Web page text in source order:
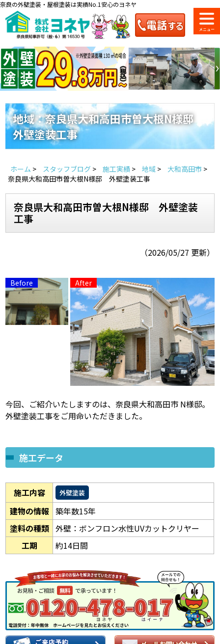
奈良の外壁塗装・屋根塗装は実績No.1安心のヨネヤ
料金一覧 会社案内 ショールーム
のご紹介
来店予約 お電話
地域の事例がいっぱい
ヨネヤの施工実績
Home
雨漏りについて 雨漏りの施工実績
ヨネヤがお客様から選ばれる10の
理由
リフォームローン
アパート・マンション修繕
見積もりシミュレーション
地域：奈良県大和高田市曽大根N様邸
外壁塗装工事
ホーム > スタッフブログ > 施工実績 > 地域 > 大和高田市 >
奈良県大和高田市曽大根N様邸 外壁塗装工事
奈良県大和高田市曽大根N様邸 外壁塗装
工事
（2026/05/27 更新）
今回、ご紹介いたしますのは、奈良県大和高田市 N様邸。
外壁塗装工事をご用命いただきました。
施工データ
施工内容 外壁塗装
建物の情報 築年数15年
塗料の種類 外壁：ボンフロン水性UVカットクリヤー
工期
約14日間